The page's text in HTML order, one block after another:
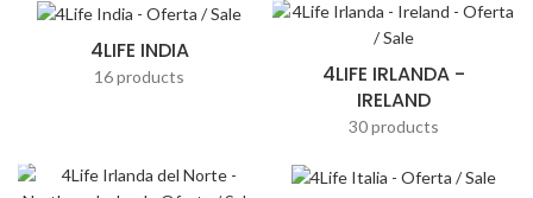
4LIFE INDIA
16 products
4LIFE IRLANDA -
IRELAND
30 products